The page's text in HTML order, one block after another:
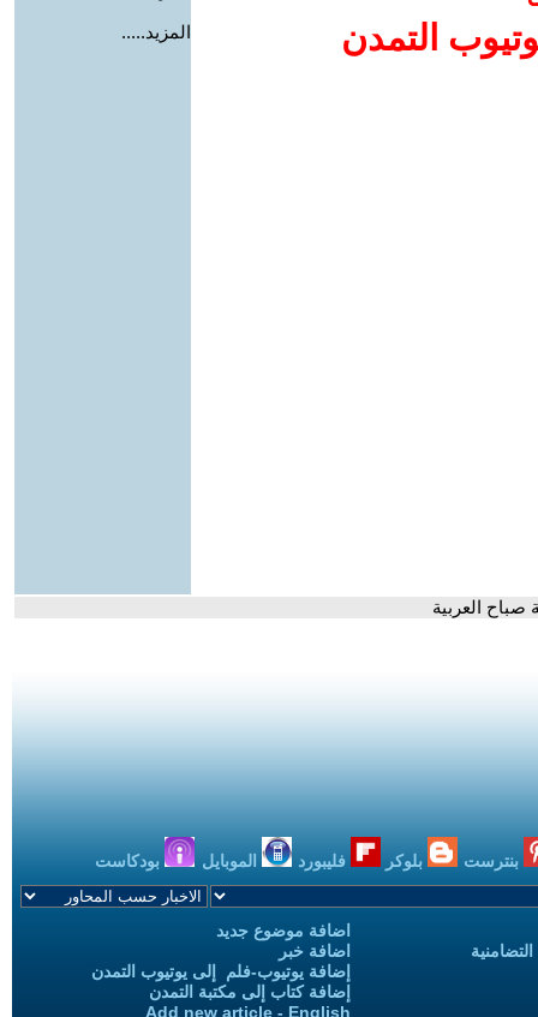
التمدن
المزيد.....
صباح العربية
بنترست بلوكر فليبورد الموبايل بودكاست
اضافة موضوع جديد
اضافة خبر
إضافة يوتيوب-فلم إلى يوتيوب التمدن
إضافة كتاب إلى مكتبة التمدن
Add new article - English